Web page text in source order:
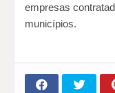
empresas
municípios.